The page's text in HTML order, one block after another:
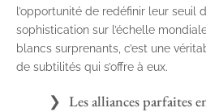
l’opportunité de redéfinir leur seuil
sophistication sur l’échelle
blancs surprenants, c’est une
de subtilités qui s’offre à eux.
Les alliances parfaites